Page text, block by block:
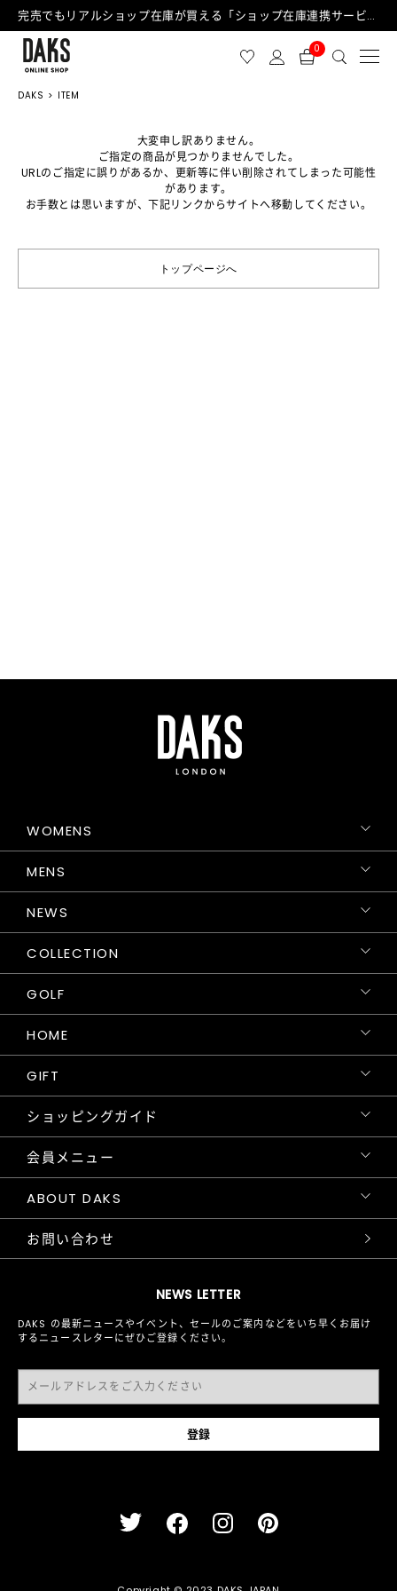
完売でもリアルショップ在庫が買える「ショップ在庫連携サービス」が日中もご利用可能になりました！
0
DAKS ITEM
大変申し訳ありません。
ご指定の商品が見つかりませんでした。
URLのご指定に誤りがあるか、更新等に伴い削除されてしまった可能性
があります。
お手数とは思いますが、下記リンクからサイトへ移動してください。
トップページへ
NEWS LETTER
DAKS の最新ニュースやイベント、セールのご案内などをいち早くお届け
するニュースレターにぜひご登録ください。
WOMENS
MENS
NEWS
COLLECTION
GOLF
HOME
GIFT
ショッピングガイド
会員メニュー
ABOUT DAKS
お問い合わせ